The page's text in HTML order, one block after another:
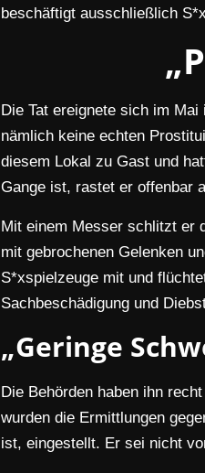
beschäftigt ausschließlich
Die Tat ereignete sich im
nämlich keine echten
diesem Lokal zu Gast und
Gange ist, rastet er offenbar
Mit einem Messer schlitzt er
mit gebrochenen Gelenken
S*xspielzeuge mit und
Sachbeschädigung und
„Geringe
Die Behörden haben ihn
wurden die Ermittlungen
ist, eingestellt. Er sei nicht